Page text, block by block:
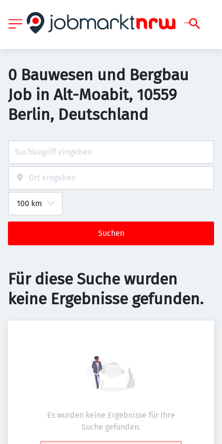
0 Bauwesen und Bergbau
Job in Alt-Moabit, 10559
Berlin, Deutschland
Suchen
Für diese Suche wurden
keine Ergebnisse gefunden.
Es wurden keine Ergebnisse für Ihre
Suche gefunden.